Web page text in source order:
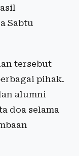
Sabtu
tersebut
pihak.
alumni
doa selama